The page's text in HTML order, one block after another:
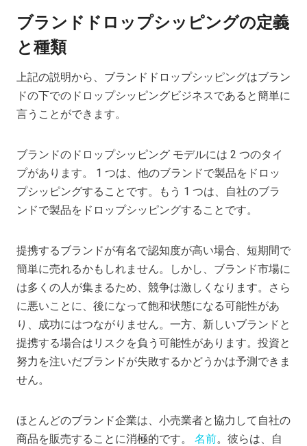
ブランドドロップシッピングの定義
と種類
上記の説明から、ブランドドロップシッピングはブラン
ドの下でのドロップシッピングビジネスであると簡単に
言うことができます。
ブランドのドロップシッピング モデルには 2 つのタイ
プがあります。 1 つは、他のブランドで製品をドロッ
プシッピングすることです。もう 1 つは、自社のブラ
ンドで製品をドロップシッピングすることです。
提携するブランドが有名で認知度が高い場合、短期間で
簡単に売れるかもしれません。しかし、ブランド市場に
は多くの人が集まるため、競争は激しくなります。さら
に悪いことに、後になって飽和状態になる可能性があ
り、成功にはつながりません。一方、新しいブランドと
提携する場合はリスクを負う可能性があります。投資と
努力を注いだブランドが失敗するかどうかは予測できま
せん。
ほとんどのブランド企業は、小売業者と協力して自社の
商品を販売することに消極的です。 名前。彼らは、自